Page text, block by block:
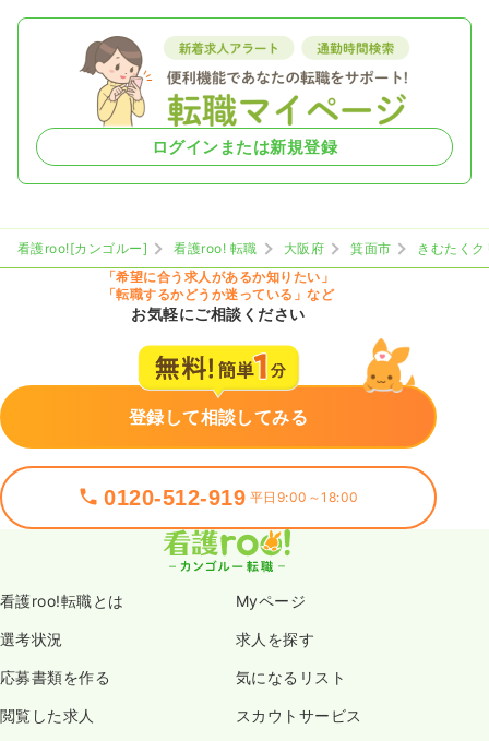
ログインまたは新規登録
看護roo![カンゴルー] 看護roo! 転職 大阪府 箕面市
きむたく
「希望に合う求人があるか知りたい」
「転職するかどうか迷っている」など
お気軽にご相談ください
登録して相談してみる
0120-512-919 平日9:00～18:00
看護roo!転職とは Myページ
選考状況 求人を探す
応募書類を作る 気になるリスト
閲覧した求人 スカウトサービス